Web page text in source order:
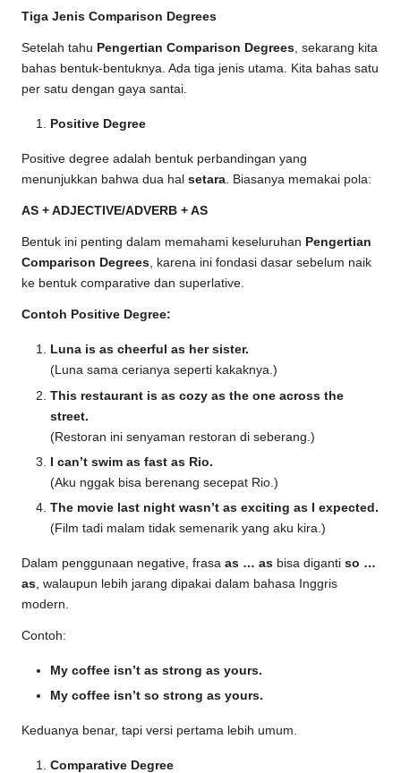
Tiga Jenis Comparison Degrees
Setelah tahu Pengertian Comparison Degrees, sekarang kita
bahas bentuk-bentuknya. Ada tiga jenis utama. Kita bahas satu
per satu dengan gaya santai.
Positive Degree
Positive degree adalah bentuk perbandingan yang
menunjukkan bahwa dua hal setara. Biasanya memakai pola:
AS + ADJECTIVE/ADVERB + AS
Bentuk ini penting dalam memahami keseluruhan Pengertian
Comparison Degrees, karena ini fondasi dasar sebelum naik
ke bentuk comparative dan superlative.
Contoh Positive Degree:
Luna is as cheerful as her sister.
(Luna sama cerianya seperti kakaknya.)
This restaurant is as cozy as the one across the
street.
(Restoran ini senyaman restoran di seberang.)
I can’t swim as fast as Rio.
(Aku nggak bisa berenang secepat Rio.)
The movie last night wasn’t as exciting as I expected.
(Film tadi malam tidak semenarik yang aku kira.)
Dalam penggunaan negative, frasa as … as bisa diganti so …
as , walaupun lebih jarang dipakai dalam bahasa Inggris
modern.
Contoh:
My coffee isn’t as strong as yours.
My coffee isn’t so strong as yours.
Keduanya benar, tapi versi pertama lebih umum.
Comparative Degree